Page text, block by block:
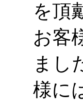
を頂
お客
まし
様に